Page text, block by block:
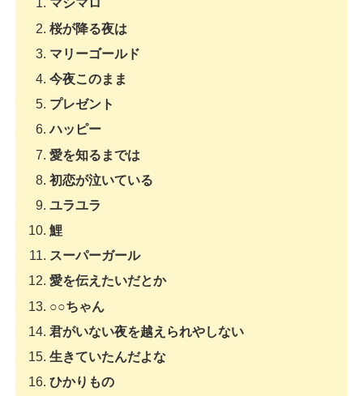
マシマロ
桜が降る夜は
マリーゴールド
今夜このまま
プレゼント
ハッピー
愛を知るまでは
初恋が泣いている
ユラユラ
鯉
スーパーガール
愛を伝えたいだとか
○○ちゃん
君がいない夜を越えられやしない
生きていたんだよな
ひかりもの